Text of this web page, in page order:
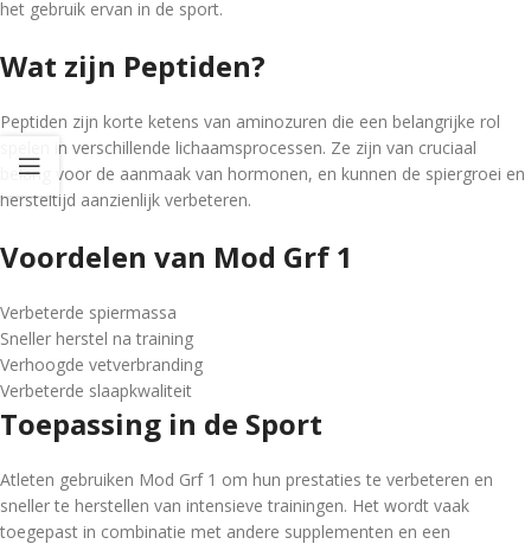
het gebruik ervan in de sport.
Wat zijn Peptiden?
Peptiden zijn korte ketens van aminozuren die een belangrijke rol
spelen in verschillende lichaamsprocessen. Ze zijn van cruciaal
belang voor de aanmaak van hormonen, en kunnen de spiergroei en
hersteltijd aanzienlijk verbeteren.
Voordelen van Mod Grf 1
Verbeterde spiermassa
Sneller herstel na training
Verhoogde vetverbranding
Verbeterde slaapkwaliteit
Toepassing in de Sport
Atleten gebruiken Mod Grf 1 om hun prestaties te verbeteren en
sneller te herstellen van intensieve trainingen. Het wordt vaak
toegepast in combinatie met andere supplementen en een